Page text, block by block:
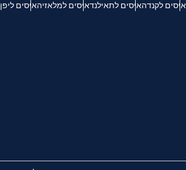
איסים לקנדהאיסים לתאילנדאיסים למלאזיהאיסים ליפן 简体中文